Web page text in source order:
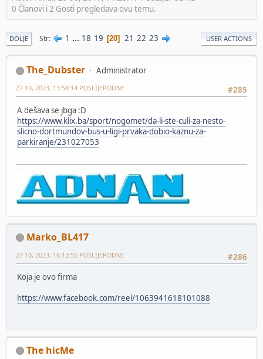
0 Članovi i 2 Gosti pregledava ovu temu.
DOLJE Str 1 ... 18 19 20 21 22 23 USER ACTIONS
The_Dubster
Administrator
#285
27 10, 2023, 13:58:14 POSLIJEPODNE
A dešava se jbga :D
https://www.klix.ba/sport/nogomet/da-li-ste-culi-za-nesto-
slicno-dortmundov-bus-u-ligi-prvaka-dobio-kaznu-za-
parkiranje/231027053
Marko_BL417
#286
27 10, 2023, 16:13:55 POSLIJEPODNE
Koja je ovo firma
https://www.facebook.com/reel/1063941618101088
The hicMe